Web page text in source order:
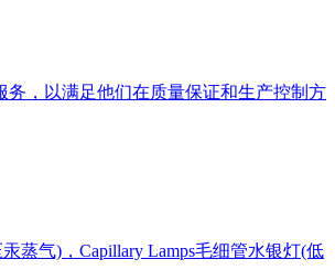
，以满足他们在质量保证和生产控制方
蒸气)，Capillary Lamps毛细管水银灯(低